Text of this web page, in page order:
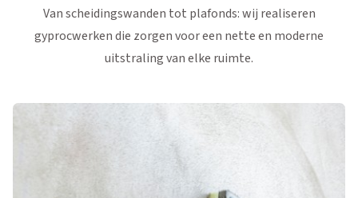
Van scheidingswanden tot plafonds: wij realiseren
gyprocwerken die zorgen voor een nette en moderne
uitstraling van elke ruimte.